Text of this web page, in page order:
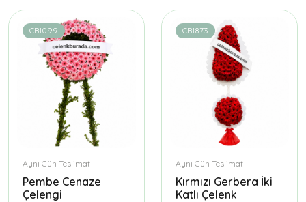
CB1099
Aynı Gün Teslimat
Pembe Cenaze
Çelengi
CB1873
Aynı Gün Teslimat
Kırmızı Gerbera İki
Katlı Çelenk